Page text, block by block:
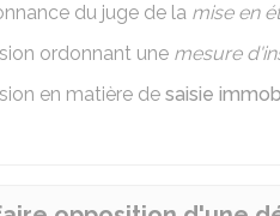
du juge de la mise en
ordonnant une mesure
en matière de saisie